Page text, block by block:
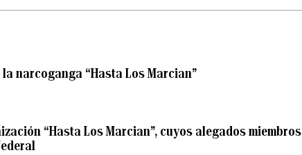
narcoganga “Hasta Los Marcian”
“Hasta Los Marcian”, cuyos alegados miembros